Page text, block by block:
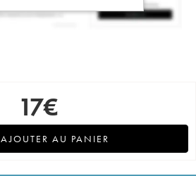
17€
AJOUTER AU PANIER